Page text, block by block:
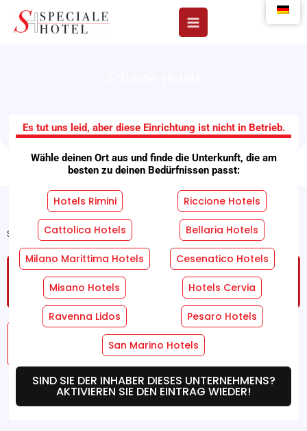
Inhalt
Es tut uns leid, aber diese Einrichtung ist nicht in Betrieb.
Wähle deinen Ort aus und finde die Unterkunft, die am
besten zu deinen Bedürfnissen passt:
Hotels Rimini Riccione Hotels
Cattolica Hotels Bellaria Hotels
Milano Marittima Hotels Cesenatico Hotels
Misano Hotels Hotels Cervia
Ravenna Lidos Pesaro Hotels
San Marino Hotels
SIND SIE DER INHABER DIESES UNTERNEHMENS?
AKTIVIEREN SIE DEN EINTRAG WIEDER!
Residenz Meer
Startseite "Einrichtungen" Residenz Meer
FORDERN SIE EIN KOSTENLOSES UND
UNVERBINDLICHES ANGEBOT AN!
Dienstleistungen
Zimmer-Dienste
Wo Wir Sind Angebote